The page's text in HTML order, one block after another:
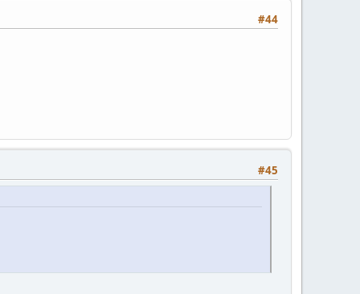
#44
#45